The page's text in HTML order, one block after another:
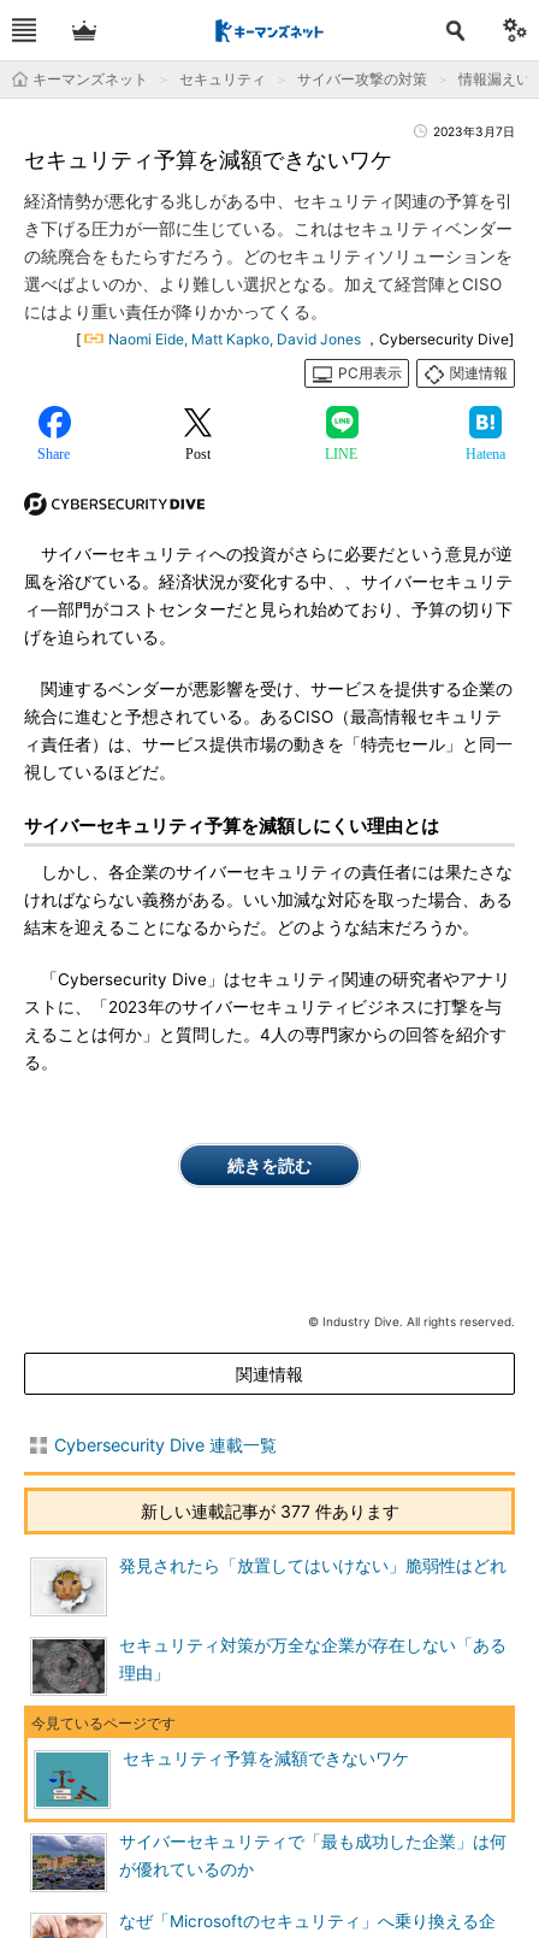
キーマンズネット セキュリティ サイバー攻撃の対策 情報漏えい
2023年3月7日
セキュリティ予算を減額できないワケ
経済情勢が悪化する兆しがある中、セキュリティ関連の予算を引
き下げる圧力が一部に生じている。これはセキュリティベンダー
の統廃合をもたらすだろう。どのセキュリティソリューションを
選べばよいのか、より難しい選択となる。加えて経営陣とCISO
にはより重い責任が降りかかってくる。
[ Naomi Eide, Matt Kapko, David Jones ，Cybersecurity Dive]
PC用表示
関連情報
Share Post LINE Hatena
サイバーセキュリティへの投資がさらに必要だという意見が逆
風を浴びている。経済状況が変化する中、、サイバーセキュリテ
ィ―部門がコストセンターだと見られ始めており、予算の切り下
げを迫られている。
関連するベンダーが悪影響を受け、サービスを提供する企業の
統合に進むと予想されている。あるCISO（最高情報セキュリテ
ィ責任者）は、サービス提供市場の動きを「特売セール」と同一
視しているほどだ。
サイバーセキュリティ予算を減額しにくい理由とは
しかし、各企業のサイバーセキュリティの責任者には果たさな
ければならない義務がある。いい加減な対応を取った場合、ある
結末を迎えることになるからだ。どのような結末だろうか。
「Cybersecurity Dive」はセキュリティ関連の研究者やアナリ
ストに、「2023年のサイバーセキュリティビジネスに打撃を与
えることは何か」と質問した。4人の専門家からの回答を紹介す
る。
続きを読む
© Industry Dive. All rights reserved.
関連情報
Cybersecurity Dive 連載一覧
新しい連載記事が 377 件あります
発見されたら「放置してはいけない」脆弱性はどれ
セキュリティ対策が万全な企業が存在しない「ある
理由」
セキュリティ予算を減額できないワケ
サイバーセキュリティで「最も成功した企業」は何
が優れているのか
なぜ「Microsoftのセキュリティ」へ乗り換える企